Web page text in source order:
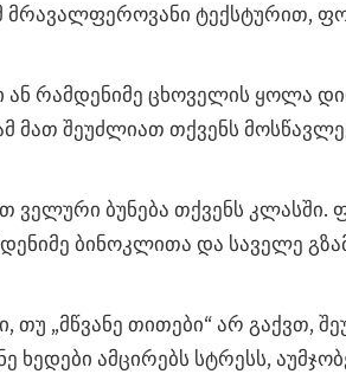
მრავალფეროვანი ტექსტურით,
რამდენიმე ცხოველის ყოლა
მათ შეუძლიათ თქვენს
ბუნება თქვენს კლასში.
ბინოკლითა და საველე
თუ „მწვანე თითები“ არ გაქვთ,
ამცირებს სტრესს,